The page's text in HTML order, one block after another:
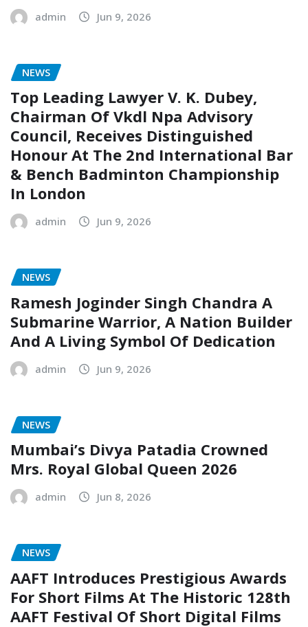
admin Jun 9, 2026
NEWS
Top Leading Lawyer V. K. Dubey,
Chairman Of Vkdl Npa Advisory
Council, Receives Distinguished
Honour At The 2nd International Bar
& Bench Badminton Championship
In London
admin Jun 9, 2026
NEWS
Ramesh Joginder Singh Chandra A
Submarine Warrior, A Nation Builder
And A Living Symbol Of Dedication
admin Jun 9, 2026
NEWS
Mumbai’s Divya Patadia Crowned
Mrs. Royal Global Queen 2026
admin Jun 8, 2026
NEWS
AAFT Introduces Prestigious Awards
For Short Films At The Historic 128th
AAFT Festival Of Short Digital Films